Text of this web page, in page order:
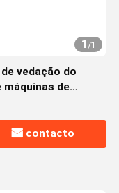
1/1
vedação do
de
contacto